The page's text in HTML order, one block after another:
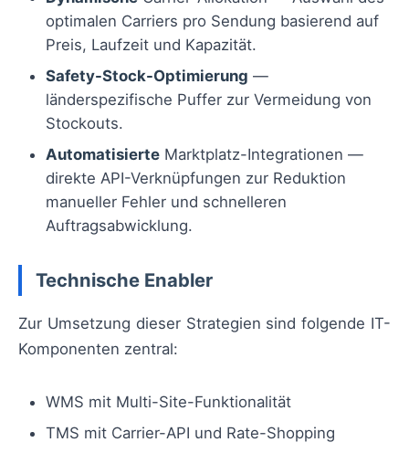
optimalen Carriers pro Sendung basierend auf
Preis, Laufzeit und Kapazität.
Safety-Stock-Optimierung —
länderspezifische Puffer zur Vermeidung von
Stockouts.
Automatisierte Marktplatz-Integrationen —
direkte API-Verknüpfungen zur Reduktion
manueller Fehler und schnelleren
Auftragsabwicklung.
Technische Enabler
Zur Umsetzung dieser Strategien sind folgende IT-
Komponenten zentral:
WMS mit Multi-Site-Funktionalität
TMS mit Carrier-API und Rate-Shopping